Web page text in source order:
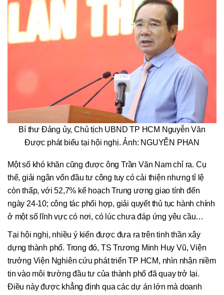
Bí thư Đảng ủy, Chủ tịch UBND TP HCM Nguyễn Văn
Được phát biểu tại hội nghị. Ảnh: NGUYỄN PHAN
Một số khó khăn cũng được ông Trần Văn Nam chỉ ra. Cụ
thể, giải ngân vốn đầu tư công tuy có cải thiện nhưng tỉ lệ
còn thấp, với 52,7% kế hoạch Trung ương giao tính đến
ngày 24-10; công tác phối hợp, giải quyết thủ tục hành chính
ở một số lĩnh vực có nơi, có lúc chưa đáp ứng yêu cầu…
Tại hội nghị, nhiều ý kiến được đưa ra trên tinh thần xây
dựng thành phố. Trong đó, TS Trương Minh Huy Vũ, Viện
trưởng Viện Nghiên cứu phát triển TP HCM, nhìn nhận niềm
tin vào môi trường đầu tư của thành phố đã quay trở lại.
Điều này được khẳng định qua các dự án lớn mà doanh